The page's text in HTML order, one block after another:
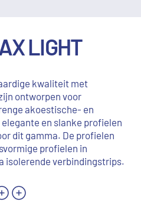
LIGHT
kwaliteit met
ontworpen voor
akoestische- en
en slanke profielen
dit gamma. De profielen
profielen in
isolerende verbindingstrips.